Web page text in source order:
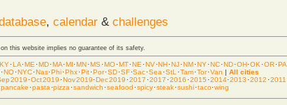
, calendar & challenges
this website implies no guarantee of its safety.
KY·LA·ME ·MD·MA·MI·MN·MS·MO·MT·NE ·NV·NH·NJ·NM·NY·NC·ND·OH·OK ·OR·PA
·NO·NYC·Nas·Phi·Phx·Pit·Por·SD·SF·Sac·Sea ·StL ·Tam·Tor·Van | All cities
2019 ·Oct 2019 ·Nov 2019·Dec 2019 ·2017 ·2017 ·2016 ·2015 ·2014·2013 ·2012 ·2011
pancake ·pasta ·pizza ·sandwich ·seafood ·spicy·steak·sushi·taco·wing